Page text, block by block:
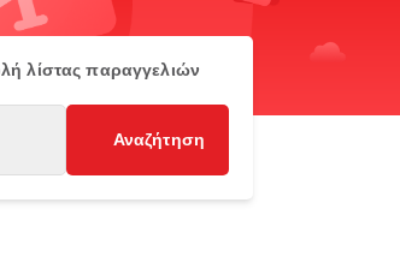
λίστας παραγγελιών
Αναζήτηση